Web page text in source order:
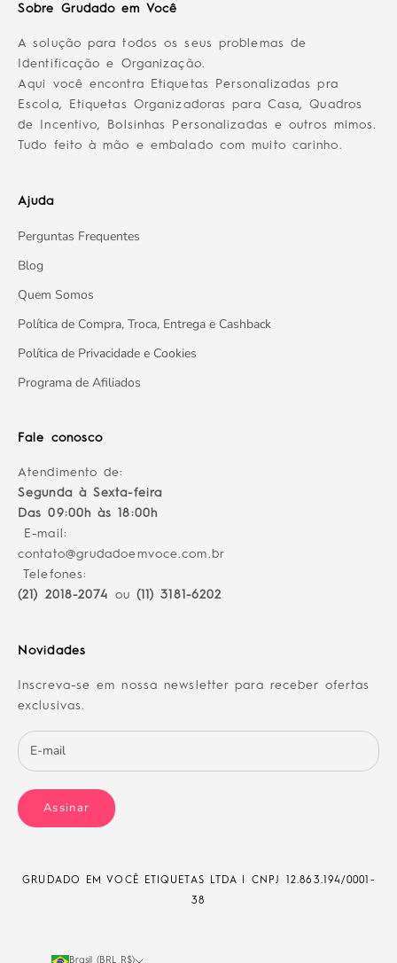
Sobre Grudado em Você
A solução para todos os seus problemas de
Identificação e Organização.
Aqui você encontra Etiquetas Personalizadas pra
Escola, Etiquetas Organizadoras para Casa, Quadros
de Incentivo, Bolsinhas Personalizadas e outros mimos.
Tudo feito à mão e embalado com muito carinho.
Ajuda
Perguntas Frequentes
Blog
Quem Somos
Política de Compra, Troca, Entrega e Cashback
Política de Privacidade e Cookies
Programa de Afiliados
Fale conosco
Atendimento de:
Segunda à Sexta-feira
Das 09:00h às 18:00h
E-mail:
contato@grudadoemvoce.com.br
Telefones:
(21) 2018-2074
ou (11) 3181-6202
Novidades
Inscreva-se em nossa newsletter para receber ofertas
exclusivas.
Assinar
GRUDADO EM VOCÊ ETIQUETAS LTDA | CNPJ
12.863.194/0001-
38
Brasil (BRL R$)